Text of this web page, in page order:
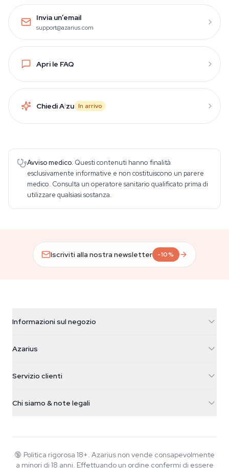
Invia un’email
support@azarius.com
Apri le FAQ
Chiedi Aizu In arrivo
Avviso medico. Questi contenuti hanno finalità
esclusivamente informative e non costituiscono un parere
medico. Consulta un operatore sanitario qualificato prima di
utilizzare qualsiasi sostanza.
Iscriviti alla nostra newsletter -10%
Informazioni sul negozio
Galvaniweg 11
Nederland
+31(0)204897914
Azarius
Smokeshop
Servizio clienti
FAQ
Chi siamo & note legali
Wiki
Blog
🔞 Politica rigorosa 18+. Azarius non vende consapevolmente
a minori di 18 anni. Effettuando un ordine confermi di essere